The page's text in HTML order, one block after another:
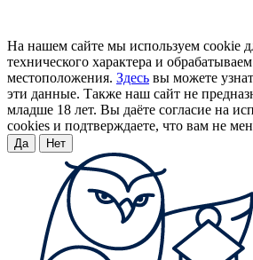
На нашем сайте мы используем cookie
технического характера и
местоположения. Здесь вы можете
эти данные. Также наш сайт не
младше 18 лет. Вы даёте согласие на
cookies и подтверждаете, что вам не
Да Нет